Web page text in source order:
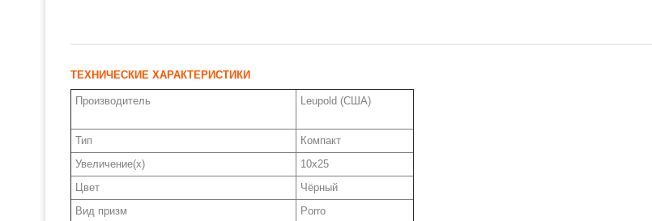
ТЕХНИЧЕСКИЕ ХАРАКТЕРИСТИКИ
Производитель Leupold (США)
Тип
Компакт
Увеличение(x)
10x25
Цвет
Чёрный
Вид призм
Porro